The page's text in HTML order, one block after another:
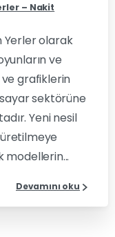
– Nakit
Yerler olarak
ve
grafiklerin
sektörüne
Yeni nesil
modellerin...
Devamını oku